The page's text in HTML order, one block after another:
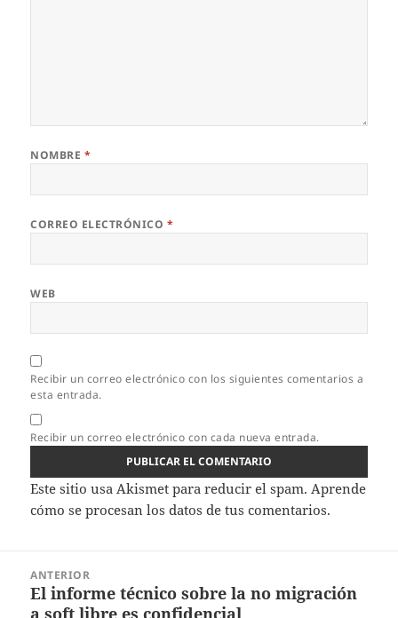
NOMBRE *
CORREO ELECTRÓNICO *
WEB
Recibir un correo electrónico con los siguientes comentarios a
esta entrada.
Recibir un correo electrónico con cada nueva entrada.
Este sitio usa Akismet para reducir el spam. Aprende
cómo se procesan los datos de tus comentarios.
entradas
ANTERIOR
Entrada
anterior:
El informe técnico sobre la no migración
a soft libre es confidencial